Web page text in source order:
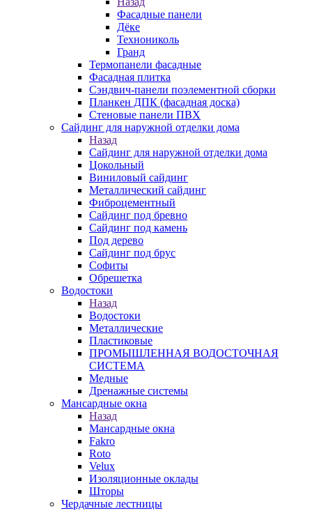
Фасадные панели
Дёке
Технониколь
Гранд
Термопанели фасадные
Фасадная плитка
Сэндвич-панели поэлементной сборки
Планкен ДПК (фасадная доска)
Стеновые панели ПВХ
Сайдинг для наружной отделки дома
Назад
Сайдинг для наружной отделки дома
Цокольный
Виниловый сайдинг
Металлический сайдинг
Фиброцементный
Сайдинг под бревно
Сайдинг под камень
Под дерево
Сайдинг под брус
Софиты
Обрешетка
Водостоки
Назад
Водостоки
Металлические
Пластиковые
ПРОМЫШЛЕННАЯ ВОДОСТОЧНАЯ
СИСТЕМА
Медные
Дренажные системы
Мансардные окна
Назад
Мансардные окна
Fakro
Roto
Velux
Изоляционные оклады
Шторы
Чердачные лестницы